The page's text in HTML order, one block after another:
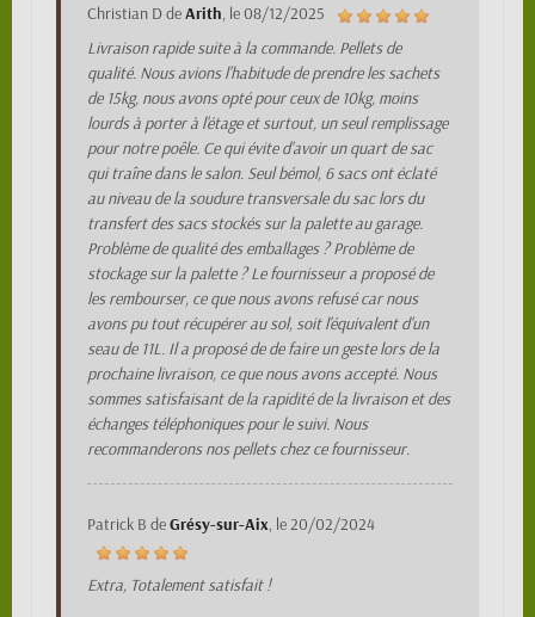
Christian DdeArith, le08/12/2025
Livraison rapide suite à la commande. Pellets de
qualité. Nous avions l'habitude de prendre les sachets
de 15kg, nous avons opté pour ceux de 10kg, moins
lourds à porter à l'étage et surtout, un seul remplissage
pour notre poêle. Ce qui évite d'avoir un quart de sac
qui traîne dans le salon. Seul bémol, 6 sacs ont éclaté
au niveau de la soudure transversale du sac lors du
transfert des sacs stockés sur la palette au garage.
Problème de qualité des emballages ? Problème de
stockage sur la palette ? Le fournisseur a proposé de
les rembourser, ce que nous avons refusé car nous
avons pu tout récupérer au sol, soit l'équivalent d'un
seau de 11L. Il a proposé de de faire un geste lors de la
prochaine livraison, ce que nous avons accepté. Nous
sommes satisfaisant de la rapidité de la livraison et des
échanges téléphoniques pour le suivi. Nous
recommanderons nos pellets chez ce fournisseur.
Patrick B deGrésy-sur-Aix, le20/02/2024
Extra, Totalement satisfait !